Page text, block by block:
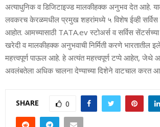
अत्‍याधुनिक व डिजिटाइज्‍ड मालकीहक्‍क अनुभव देत आहे.
लवकरच केरळमधील प्रमुख शहरांमध्‍ये ५ विशेष ईव्‍ही
आहोत. आमच्‍यासाठी TATA.ev स्‍टोअर्स व सर्विस
खरेदी व मालकीहक्‍क अनुभवाची निर्मिती करणे भारतातील
महत्त्वपूर्ण पाऊल आहे. हे अत्‍यंत महत्त्वपूर्ण टप्‍पे आहेत, जेथे
अवलंबतेला अधिक चालना देण्‍याच्‍या दिशेने वाटचाल करत
SHARE 0